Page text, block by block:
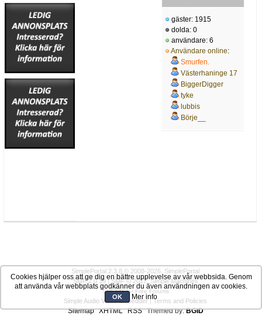
gäster: 1915
dolda: 0
användare: 6
Användare online:
Smurfen.
Västerhaninge 17
BiggerDigger
tyke
lubbis
Börje__
SimplePortal 2.3.8 © 2008-2026, SimplePortal
SMF 2.0.19|SMF © 2017,Simple Machines
SMFAdsfor Free Forums
Simple Audio Video Embedder|Terms and Policies
Sitemap XHTML RSS Themed by:BGID
Cookies hjälper oss att ge dig en bättre upplevelse av vår webbsida. Genom
att använda vår webbplats godkänner du även användningen av cookies.
OK Mer info